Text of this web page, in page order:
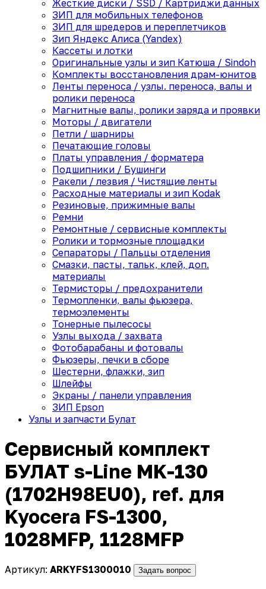
Жесткие диски / SSD / Картриджи данных
ЗИП для мобильных телефонов
ЗИП для шредеров и переплетчиков
Зип Яндекс Алиса (Yandex)
Кассеты и лотки
Оригинальные узлы и зип Катюша / Sindoh
Комплекты восстановления драм-юнитов
Ленты переноса / узлы. переноса, валы и
ролики переноса
Магнитные валы, ролики заряда и проявки
Моторы / двигатели
Петли / шарниры
Печатающие головы
Платы управления / форматера
Подшипники / Бушинги
Ракели / лезвия / Чистящие ленты
Расходные материалы и зип Kodak
Резиновые, прижимные валы
Ремни
Ремонтные / сервисные комплекты
Ролики и тормозные площадки
Сепараторы / Пальцы отделения
Смазки, пасты, тальк, клей, доп.
материалы
Термисторы / предохранители
Термопленки, валы фьюзера,
термоэлементы
Тонерные пылесосы
Узлы выхода / захвата
Фотобарабаны и фотовалы
Фьюзеры, печки в сборе
Шестерни, флажки, зип
Шлейфы
Экраны / панели управления
ЗИП Epson
Узлы и запчасти Булат
Сервисный комплект
БУЛАТ s-Line MK-130
(1702H98EU0), ref. для
Kyocera FS-1300,
1028MFP, 1128MFP
Артикул: ARKYFS1300010 Задать вопрос